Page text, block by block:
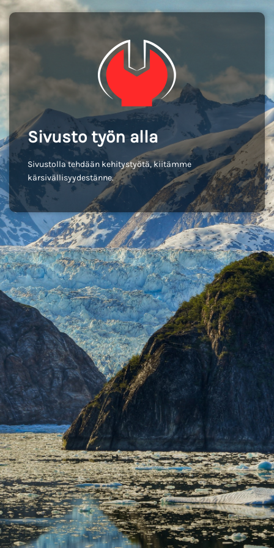
Sivusto työn alla
Sivustolla tehdään kehitystyötä, kiitämme
kärsivällisyydestänne.